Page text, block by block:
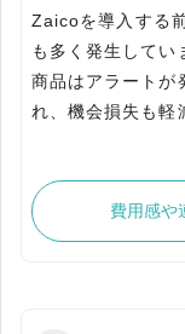
Zaicoを導入する
も多く発生してい
商品はアラートが
れ、機会損失も軽
費用感や